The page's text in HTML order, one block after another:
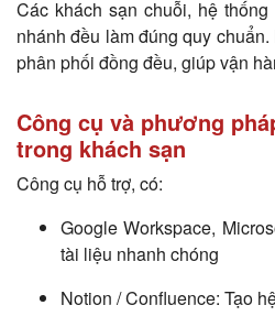
Các khách sạn chuỗi, hệ
nhánh đều làm đúng quy
phân phối đồng đều, giúp vận
Công cụ và phương
trong khách sạn
Công cụ hỗ trợ, có:
Google Workspace,
tài liệu nhanh chóng
Notion / Confluence: Tạo